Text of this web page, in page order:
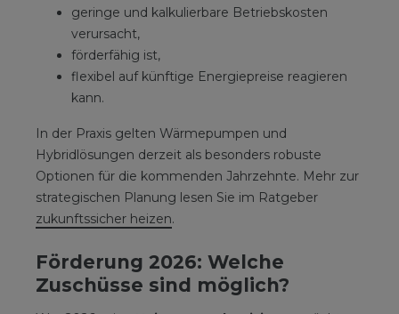
geringe und kalkulierbare Betriebskosten
verursacht,
förderfähig ist,
flexibel auf künftige Energiepreise reagieren
kann.
In der Praxis gelten Wärmepumpen und
Hybridlösungen derzeit als besonders robuste
Optionen für die kommenden Jahrzehnte. Mehr zur
strategischen Planung lesen Sie im Ratgeber
zukunftssicher heizen.
Förderung 2026: Welche
Zuschüsse sind möglich?